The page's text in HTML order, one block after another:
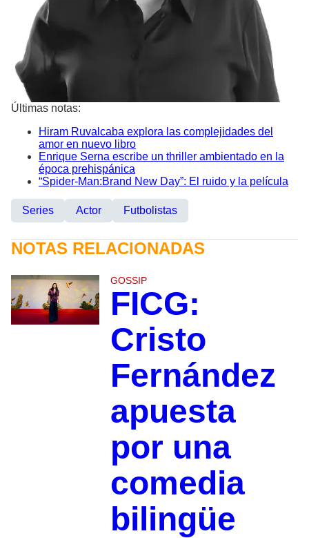
Últimas notas:
Hiram Ruvalcaba explora las complejidades del
amor en nuevo libro
Enrique Serna escribe un thriller ambientado en la
época prehispánica
“Spider-Man:Brand New Day”: El ruido y la película
Series Actor Futbolistas
NOTAS RELACIONADAS
GOSSIP
FICG:
Cristo
Fernández
apuesta
por una
comedia
bilingüe